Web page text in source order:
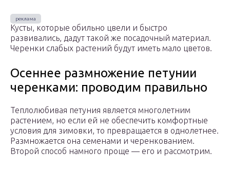
Кусты, которые обильно цвели и быстро
развивались, дадут такой же посадочный материал.
Черенки слабых растений будут иметь мало цветов.
Осеннее размножение петунии
черенками: проводим правильно
Теплолюбивая петуния является многолетним
растением, но если ей не обеспечить комфортные
условия для зимовки, то превращается в однолетнее.
Размножается она семенами и черенкованием.
Второй способ намного проще — его и рассмотрим.